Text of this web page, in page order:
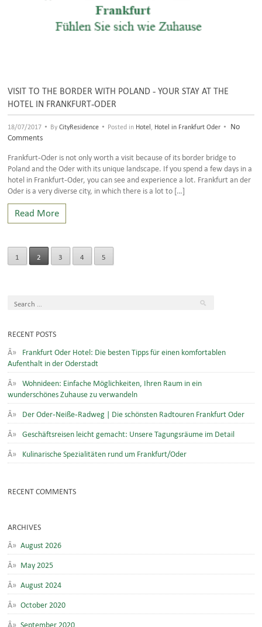
VISIT TO THE BORDER WITH POLAND - YOUR STAY AT THE
HOTEL IN FRANKFURT-ODER
18/07/2017 • ByCityResidence • Posted in Hotel Hotel in Frankfurt Oder •
No
Comments
Frankfurt-Oder is not only worth a visit because of its border bridge to
Poland and the Oder with its unique landscape. If you spend a few days in a
hotel in Frankfurt-Oder, you can see and experience a lot. Frankfurt an der
Oder is a very diverse city, in which there is a lot to […]
Read More
1 2 3 4 5
RECENT POSTS
Frankfurt Oder Hotel: Die besten Tipps für einen komfortablen
Aufenthalt in der Oderstadt
Wohnideen: Einfache Möglichkeiten, Ihren Raum in ein
wunderschönes Zuhause zu verwandeln
Der Oder-Neiße-Radweg | Die schönsten Radtouren Frankfurt Oder
Geschäftsreisen leicht gemacht: Unsere Tagungsräume im Detail
Kulinarische Spezialitäten rund um Frankfurt/Oder
RECENT COMMENTS
ARCHIVES
August 2026
May 2025
August 2024
October 2020
September 2020